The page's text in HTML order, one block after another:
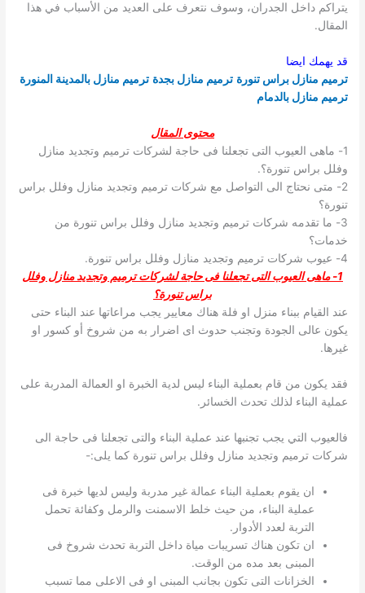
يتراكم داخل الجدران، وسوف نتعرف على العديد من الأسباب في هذا
المقال.
قد يهمك ايضا
ترميم منازل براس تنورة ترميم منازل بجدة ترميم منازل بالمدينة المنورة
ترميم منازل بالدمام
محتوى المقال
1- ماهى العيوب التى تجعلنا فى حاجة لشركات ترميم وتجديد منازل
وفلل براس تنورة؟.
2- متى نحتاج الى التواصل مع شركات ترميم وتجديد منازل وفلل براس
تنورة؟
3- ما تقدمه شركات ترميم وتجديد منازل وفلل براس تنورة من
خدمات؟
4- عيوب شركات ترميم وتجديد منازل وفلل براس تنورة.
1- ماهى العيوب التى تجعلنا فى حاجة لشركات ترميم وتجديد منازل وفلل
براس تنورة؟
عند القيام ببناء منزل او فلة هناك معايير يجب مراعاتها عند البناء حتى
يكون عالى الجودة وتجنب حدوث اى اضرار به من شروخ أو كسور او
غيرها.
فقد يكون من قام بعملية البناء ليس لدية الخبرة او العمالة المدربة على
عملية البناء لذلك تحدث الخسائر.
فالعيوب التي يجب تجنبها عند عملية البناء والتى تجعلنا فى حاجة الى
شركات ترميم وتجديد منازل وفلل براس تنورة كما يلى:-
ان يقوم بعملية البناء عمالة غير مدربة وليس لديها خبرة فى
عملية البناء، من حيث خلط الاسمنت والرمل وكفائة تحمل
التربة لعدد الأدوار.
ان تكون هناك تسريبات مياة داخل التربة تحدث شروخ فى
المبنى بعد مده من الوقت.
الخزانات التى تكون بجانب المبنى او فى الاعلى مما تسبب